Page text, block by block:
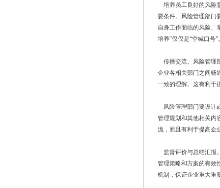
培养员工良好的风险
要条件。风险管理部门
自身工作面临的风险、
培养”仅仅是“空喊口号”
传播交流。风险管理
企业各相关部门之间畅
一致的理解。这有利于
风险管理部门要设计
管理规划和其他相关内
流，而且有利于提高企
监督评价与总结汇报
管理策略和方案的有效
机制，保证企业重大重